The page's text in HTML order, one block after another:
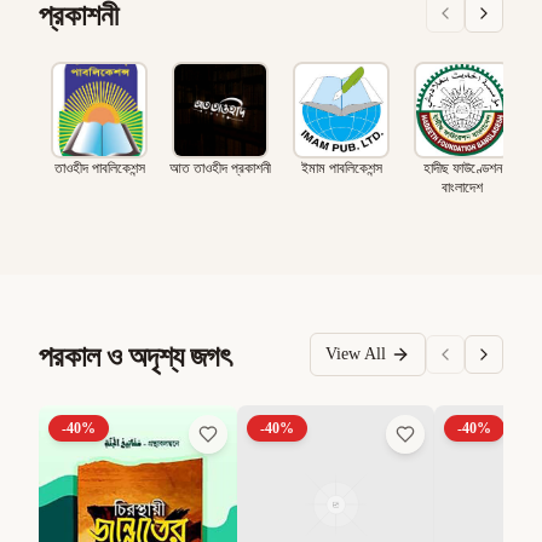
প্রকাশনী
তাওহীদ পাবলিকেশন্স আত তাওহীদ প্রকাশনী ইমাম পাবলিকেশন্স
হাদীছ ফাউণ্ডেশন
বাংলাদেশ
পরকাল ও অদৃশ্য জগৎ View All
-40% -40% -40%